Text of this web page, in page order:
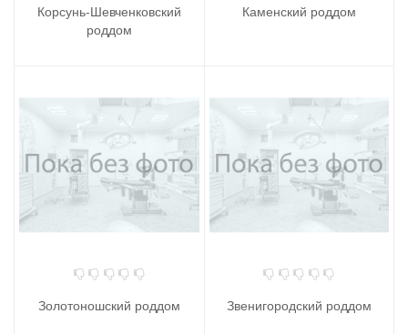
Корсунь-Шевченковский
роддом
Каменский роддом
Золотоношский роддом Звенигородский роддом